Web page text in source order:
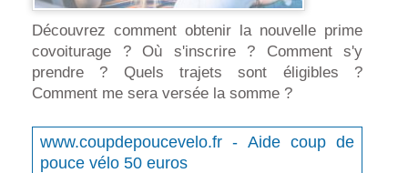
Découvrez comment obtenir la nouvelle prime
covoiturage ? Où s'inscrire ? Comment s'y
prendre ? Quels trajets sont éligibles ?
Comment me sera versée la somme ?
www.coupdepoucevelo.fr - Aide coup de
pouce vélo 50 euros